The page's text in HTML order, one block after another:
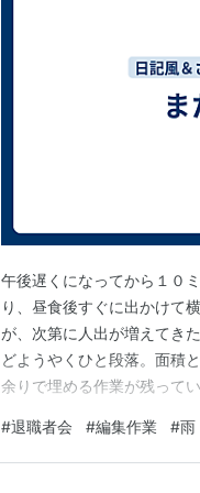
午後遅くになってから１０
り、昼食後すぐに出かけて
が、次第に人出が増えてき
どようやくひと段落。面積
余りで埋める作業が残って
強まりながら続くらしい。
地内のボランティア活動は
#退職者会 #編集作業 #雨